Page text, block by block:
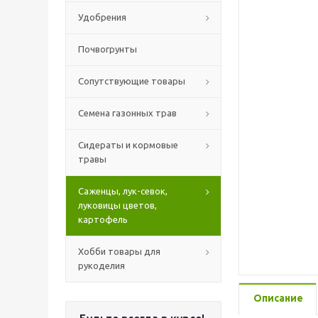
Удобрения
Почвогрунты
Сопутствующие товары
Семена газонных трав
Сидераты и кормовые
травы
Саженцы, лук-севок,
луковицы цветов,
картофель
Хобби товары для
рукоделия
Описание